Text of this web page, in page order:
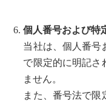
個人番号および特
当社は、個人番号
で限定的に明記さ
ません。
また、番号法で限